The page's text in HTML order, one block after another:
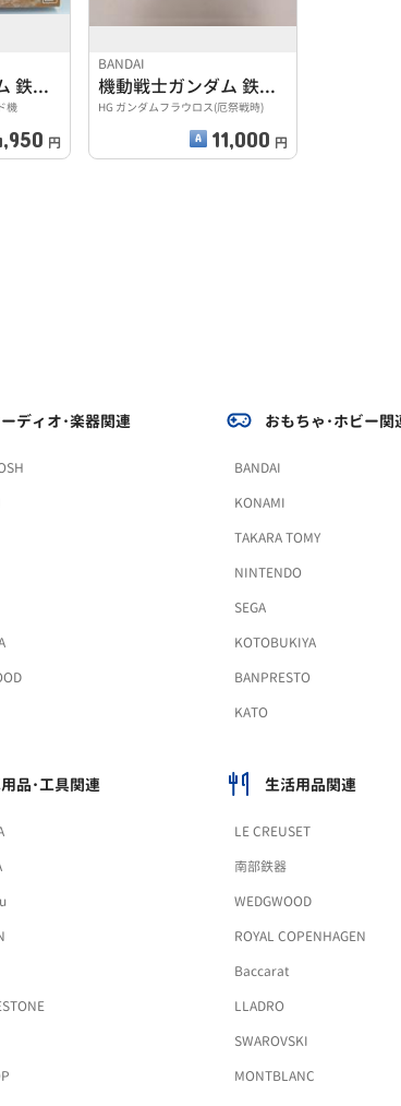
機動戦士ガンダム 鉄血のオルフェンズ
機
円
BANDAI
機動戦士ガンダム 鉄血のオルフェンズ
HG ガンダムフラウロス(厄祭戦時)
11,000 円
ディオ･楽器関連 おもちゃ･ホビー関
BANDAI
KONAMI
TAKARA TOMY
NINTENDO
SEGA
KOTOBUKIYA
BANPRESTO
KATO
品･工具関連 生活用品関連
LE CREUSET
南部鉄器
WEDGWOOD
ROYAL COPENHAGEN
Baccarat
LLADRO
SWAROVSKI
MONTBLANC